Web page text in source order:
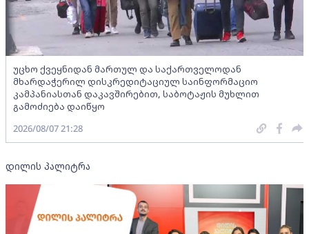
უცხო ქვეყნიდან მართულ და საქართველოდან
მხარდაჭერილ დისკრედიტაციულ საინფორმაციო
კამპანიასთან დაკავშირებით, საბოტაჟის მუხლით
გამოძიება დაიწყო
2026/08/07 21:28
დილის პალიტრა